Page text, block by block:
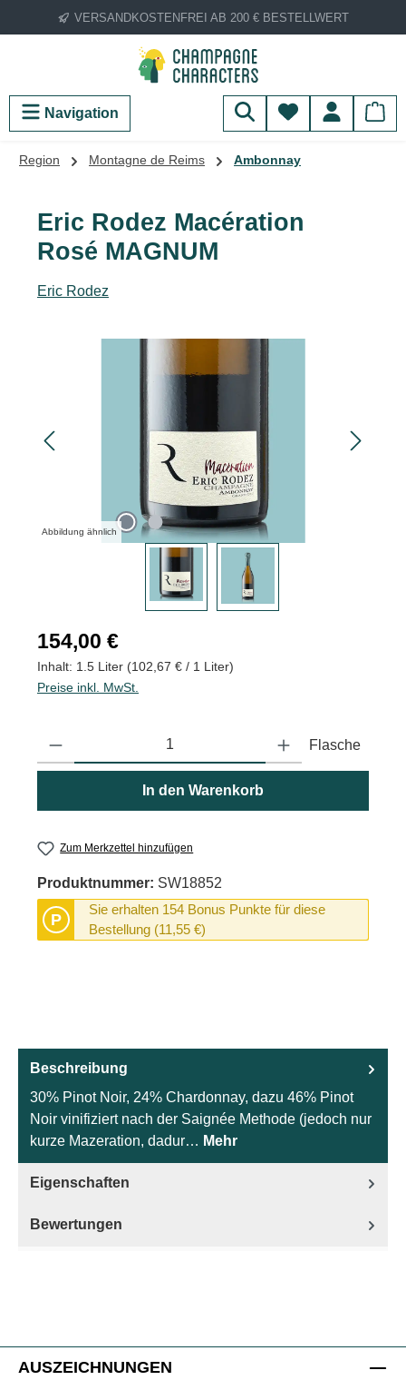
Zum Hauptinhalt springen
VERSANDKOSTENFREI AB 200 € BESTELLWERT
Navigation Du hast 0
Region Montagne de Reims Ambonnay
Eric Rodez Macération
Rosé MAGNUM
Eric Rodez
Abbildung ähnlich
Regulärer Preis:
154,00 €
Inhalt: 1.5 Liter (102,67 € / 1 Liter)
Preise inkl. MwSt.
Produkt Anzahl: Gib den gewünschten Wert ein oder benutze
Flasche
In den Warenkorb
Zum Merkzettel hinzufügen
Produktnummer: SW18852
P
Sie erhalten 154 Bonus Punkte für diese
Bestellung (11,55 €)
Beschreibung
30% Pinot Noir, 24% Chardonnay, dazu 46% Pinot
Noir vinifiziert nach der Saignée Methode (jedoch nur
kurze Mazeration, dadur… Mehr
Eigenschaften
Bewertungen
AUSZEICHNUNGEN